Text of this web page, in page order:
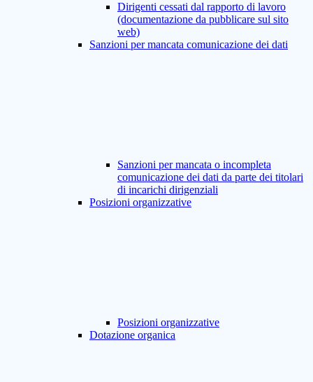
Dirigenti cessati dal rapporto di lavoro
(documentazione da pubblicare sul sito
web)
Sanzioni per mancata comunicazione dei dati
Sanzioni per mancata o incompleta
comunicazione dei dati da parte dei titolari
di incarichi dirigenziali
Posizioni organizzative
Posizioni organizzative
Dotazione organica